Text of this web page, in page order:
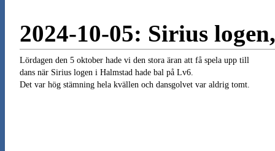
2024-10-05: Sirius
Lördagen den 5 oktober hade vi den stora äran att få spela upp till
dans när Sirius logen i Halmstad hade bal på Lv6.
Det var hög stämning hela kvällen och dansgolvet var aldrig tomt.